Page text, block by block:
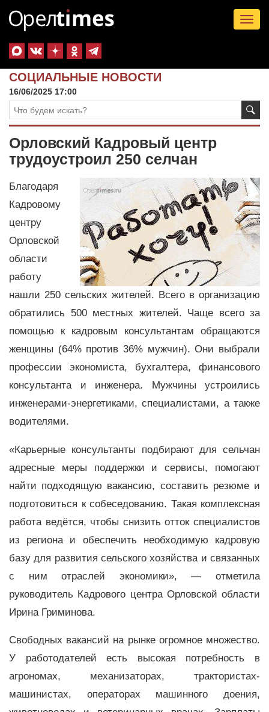
СОЦИАЛЬНЫЕ НОВОСТИ
16/06/2025 17:00
Орловский Кадровый центр
трудоустроил 250 селчан
Благодаря
Кадровому
центру
Орловской
области
работу
нашли 250 сельских жителей. Всего в организацию
обратились 500 местных жителей. Чаще всего за
помощью к кадровым консультантам обращаются
женщины (64% против 36% мужчин). Они выбрали
профессии экономиста, бухгалтера, финансового
консультанта и инженера. Мужчины устроились
инженерами-энергетиками, специалистами, а также
водителями.
«Карьерные консультанты подбирают для сельчан
адресные меры поддержки и сервисы, помогают
найти подходящую вакансию, составить резюме и
подготовиться к собеседованию. Такая комплексная
работа ведётся, чтобы снизить отток специалистов
из региона и обеспечить необходимую кадровую
базу для развития сельского хозяйства и связанных
с ним отраслей экономики», — отметила
руководитель Кадрового центра Орловской области
Ирина Гриминова.
Свободных вакансий на рынке огромное множество.
У работодателей есть высокая потребность в
агрономах, механизаторах, трактористах-
машинистах, операторах машинного доения,